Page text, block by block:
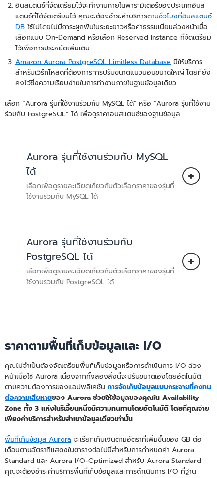
อินสแตนซ์ที่จัดเตรียมไว้จะทำงานภายในพารามิเตอร์ของประเภทอินส
แตนซ์ที่ได้จัดเตรียมไว้ คุณจะต้องชำระค่าบริการตามชั่วโมงที่อินสแตนซ์
DB ใช้ไปโดยไม่มีภาระผูกพันในระยะยาวหรือค่าธรรมเนียมล่วงหน้าเมื่อ
เลือกแบบ On-Demand หรือเลือก Reserved Instance ที่จัดเตรียม
ไว้เพื่อการประหยัดเพิ่มเติม
Amazon Aurora PostgreSQL Limitless Database มีให้บริการ
สำหรับเวิร์กโหลดที่ต้องการการปรับขนาดแนวนอนขนาดใหญ่ โดยที่ยัง
คงไว้ซึ่งความเรียบง่ายในการทำงานภายในฐานข้อมูลเดียว
เลือก “Aurora รุ่นที่ใช้งานร่วมกับ MySQL ได้” หรือ “Aurora รุ่นที่ใช้งาน
ร่วมกับ PostgreSQL” ได้ เพื่อดูราคาอินสแตนซ์ของฐานข้อมูล
Aurora รุ่นที่ใช้งานร่วมกับ MySQL
ได้
เลือกเพื่อดูรายละเอียดเกี่ยวกับตัวเลือกราคาของรุ่นที่
ใช้งานร่วมกับ MySQL ได้
ไม่ต้องใช้เซิร์ฟเวอร์
Amazon Aurora Serverless
ค่าแบบตามความต้องการและปรับขนาด
อัตโนมัติที่จะช่วยปรับความจุของฐานข้อมูล
Aurora รวมถึงการใช้งานอินสแตนซ์แบบ
Multi-AZ, Read Replica และฐานข้อมูลทั่ว
โลก Aurora Serverless จะวัดความจุของ
ฐานข้อมูลเป็น Aurora Capacity Units
(ACU) และเรียกเก็บเงินเป็นรายวินาที 1 ACU
มีหน่วยความจำประมาณ 2 GiB พร้อม CPU
และระบบเครือข่ายที่สอดคล้องกัน ซึ่ง
คล้ายคลึงกับที่ใช้ในอินสแตนซ์ที่จัดเตรียมไว้
ล่วงหน้าของ Aurora
คุณสามารถเลือกที่จะกำหนดค่าอินสแตนซ์
ทั้งหมดในคลัสเตอร์ฐานข้อมูลของคุณเพื่อใช้
การกำหนดค่า Aurora Standard หรือ
Aurora รุ่นที่ใช้งานร่วมกับ
PostgreSQL ได้
เลือกเพื่อดูรายละเอียดเกี่ยวกับตัวเลือกราคาของรุ่นที่
ใช้งานร่วมกับ PostgreSQL ได้
Amazon Aurora Serverlessคือการกำหนด
ค่าแบบตามความต้องการและปรับขนาด
อัตโนมัติที่จะช่วยปรับความจุของฐานข้อมูล
โดยอัตโนมัติตามความต้องการของ
แอปพลิเคชัน ซึ่งจะปรับขนาดฐานข้อมูลในทันที
เพื่อรองรับการทำธุรกรรมหลายแสนรายการ
ต่อวินาที และรองรับคุณสมบัติทุกอย่างของ
Aurora รวมถึงการใช้งานอินสแตนซ์แบบ
Multi-AZ, Read Replica และฐานข้อมูลทั่ว
โลก Aurora Serverless จะวัดความจุของ
ฐานข้อมูลเป็น Aurora Capacity Units
(ACU) และเรียกเก็บเงินเป็นรายวินาที 1 ACU
ราคาตามพื้นที่เก็บข้อมูลและ I/O
คุณไม่จำเป็นต้องจัดเตรียมพื้นที่เก็บข้อมูลหรือการดำเนินการ I/O ล่วง
หน้าเมื่อใช้ Aurora เนื่องจากทั้งสองสิ่งนี้จะปรับขนาดเองโดยอัตโนมัติ
ตามความต้องการของแอปพลิเคชัน การจัดเก็บข้อมูลแบบกระจายที่คงทน
ต่อความเสียหายของ Aurora ช่วยให้ข้อมูลของคุณใน Availability
Zone ทั้ง 3 แห่งในรีเจี้ยนหนึ่งมีความทนทานโดยอัตโนมัติ โดยที่คุณจ่าย
เพียงค่าบริการสำหรับสำเนาข้อมูลเดียวเท่านั้น
พื้นที่เก็บข้อมูล Aurora จะเรียกเก็บเงินตามอัตราที่เพิ่มขึ้นของ GB ต่อ
เดือนตามอัตราที่แสดงในตารางต่อไปนี้สำหรับการกำหนดค่า Aurora
Standard และ Aurora I/O-Optimized สำหรับ Aurora Standard
คุณจะต้องชำระค่าบริการพื้นที่เก็บข้อมูลและการดำเนินการ I/O ที่ฐาน